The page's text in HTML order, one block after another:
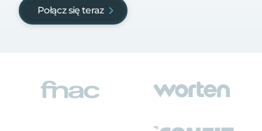
Połącz się teraz